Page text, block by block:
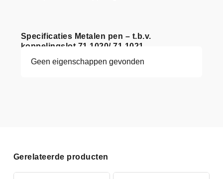
Specificaties Metalen pen – t.b.v.
koppelingslot 71.1020/ 71.1021
Geen eigenschappen gevonden
Gerelateerde producten